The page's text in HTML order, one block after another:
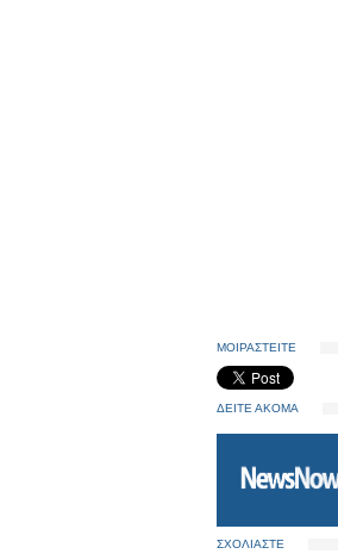
ΜΟΙΡΑΣΤΕΙΤΕ
ΔΕΙΤΕ ΑΚΟΜΑ
ΣΧΟΛΙΑΣΤΕ